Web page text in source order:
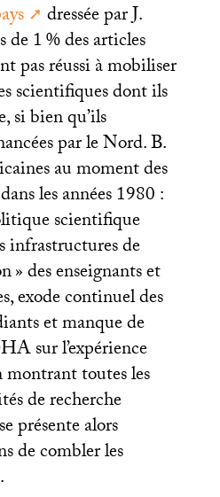
dressée par J.
de 1% des articles
pas réussi à mobiliser
scientifiques dont ils
si bien qu’ils
par le Nord. B.
au moment des
les années 1980 :
scientifique
infrastructures de
» des enseignants et
exode continuel des
et manque de
sur l’expérience
toutes les
de recherche
présente alors
de combler les